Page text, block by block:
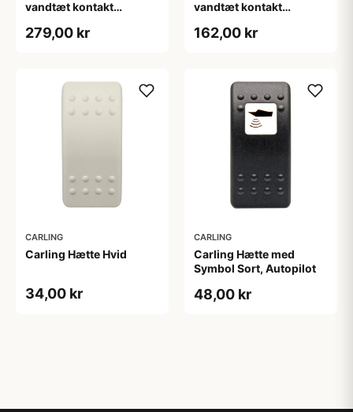
vandtæt kontakt
(On)
279,00 kr
vandtæt kontakt
sort
162,00 kr
CARLING
Carling Hætte Hvid
34,00 kr
CARLING
Carling Hætte med
Symbol Sort, Autopilot
48,00 kr